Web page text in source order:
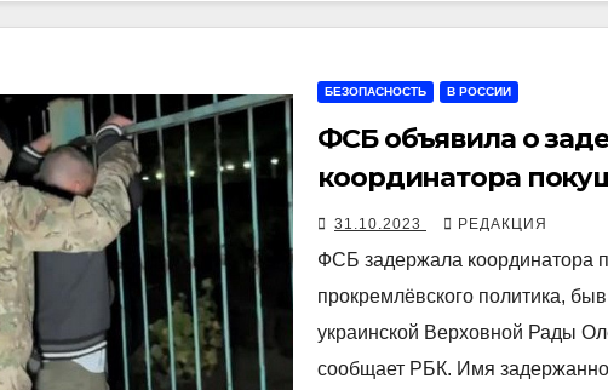
БЕЗОПАСНОСТЬ В РОССИИ
ФСБ объявила о
координатора
Царёва
31.10.2023 РЕДАКЦИЯ
ФСБ задержала координатора
прокремлёвского политика,
украинской Верховной Рады
сообщает РБК. Имя